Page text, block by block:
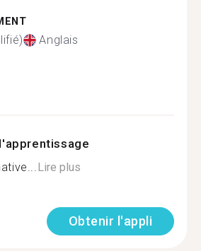
Anglais
Lire plus
Obtenir l'appli